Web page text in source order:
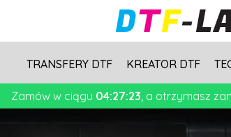
TRANSFERY DTF KREATOR DTF
Zamów w ciągu 04:27:23, a otrzymasz